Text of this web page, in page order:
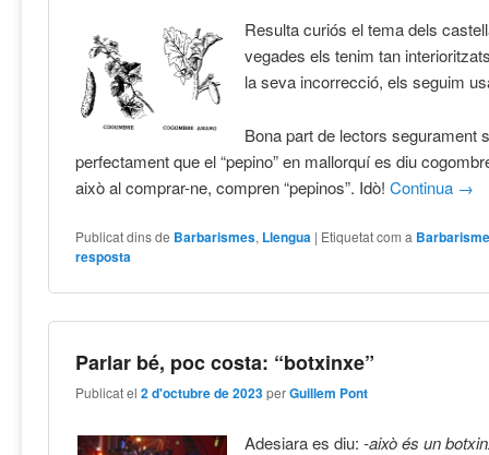
Resulta curiós el tema dels
vegades els tenim tan
la seva incorrecció, els seguim
Bona part de lectors segurament
perfectament que el “pepino” en mallorquí es diu
això al comprar-ne, compren “pepinos”. Idò!Continua →
Publicat dins de Barbarismes, Llengua | Etiquetat com a
resposta
Parlar bé, poc costa: “botxinxe”
Publicat el2 d'octubre de 2023 perGuillem Pont
Adesiara es diu:-això és un